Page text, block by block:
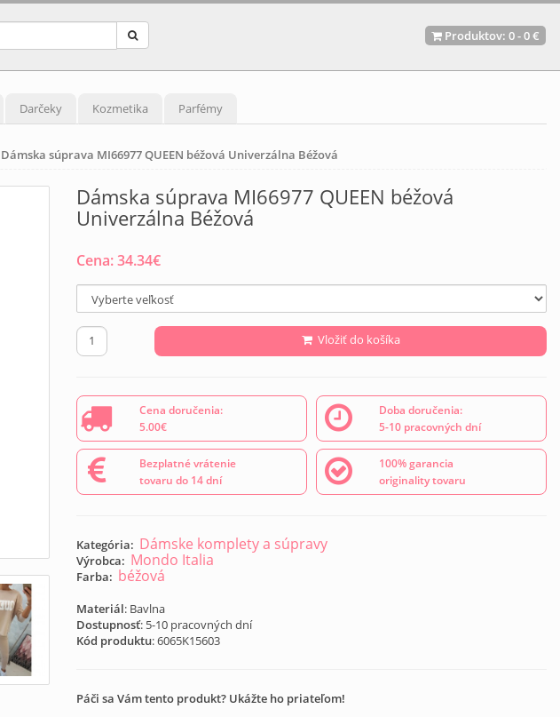
Produktov: 0-0 €
Darčeky Kozmetika Parfémy
Dámska súprava MI66977 QUEEN béžová Univerzálna Béžová
Dámska súprava MI66977 QUEEN béžová
Univerzálna Béžová
Cena:34.34€
Vložiť do košíka
Cena doručenia:
5.00€
Doba doručenia:
5-10 pracovných dní
Bezplatné vrátenie
tovaru do 14 dní
100% garancia
originality tovaru
Kategória: Dámske komplety a súpravy
Výrobca: Mondo Italia
Farba: béžová
Materiál: Bavlna
Dostupnosť: 5-10 pracovných dní
Kód produktu:6065K15603
Páči sa Vám tento produkt? Ukážte ho priateľom!